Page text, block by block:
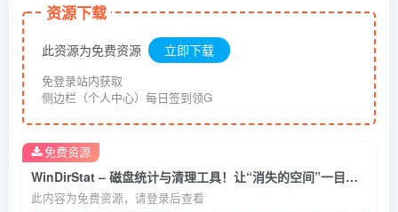
资源下载
此资源为免费资源 立即下载
免登录站内获取
侧边栏（个人中心）每日签到领G
WinDirStat – 磁盘统计与清理工具！让“消失的空间”一目了然
此内容为免费资源，请登录后查看
免费资源